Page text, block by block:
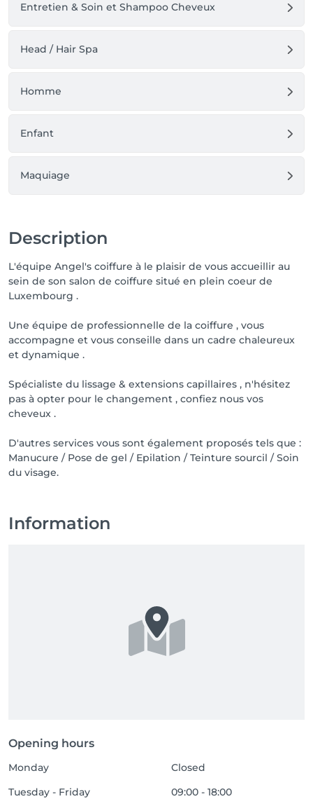
Entretien & Soin et Shampoo Cheveux
Head / Hair Spa
Homme
Enfant
Maquiage
Description
L'équipe Angel's coiffure à le plaisir de vous accueillir au
sein de son salon de coiffure situé en plein coeur de
Luxembourg .
Une équipe de professionnelle de la coiffure , vous
accompagne et vous conseille dans un cadre chaleureux
et dynamique .
Spécialiste du lissage & extensions capillaires , n'hésitez
pas à opter pour le changement , confiez nous vos
cheveux .
D'autres services vous sont également proposés tels que :
Manucure / Pose de gel / Epilation / Teinture sourcil / Soin
du visage.
Information
Opening hours
Monday
Closed
Tuesday - Friday
09:00 - 18:00